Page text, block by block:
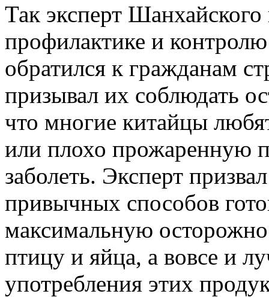
Так эксперт
профилактике и
обратился к гражданам
призывал их соблюдать
что многие китайцы
или плохо прожаренную
заболеть. Эксперт
привычных способов
максимальную
птицу и яйца, а вовсе и
употребления этих